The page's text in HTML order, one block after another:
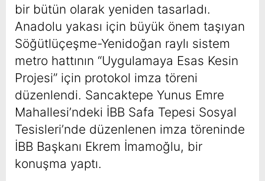
bir bütün olarak yeniden tasarladı.
Anadolu yakası için büyük önem taşıyan
Söğütlüçeşme-Yenidoğan raylı sistem
metro hattının “Uygulamaya Esas Kesin
Projesi” için protokol imza töreni
düzenlendi. Sancaktepe Yunus Emre
Mahallesi’ndeki İBB Safa Tepesi Sosyal
Tesisleri’nde düzenlenen imza töreninde
İBB Başkanı Ekrem İmamoğlu, bir
konuşma yaptı.